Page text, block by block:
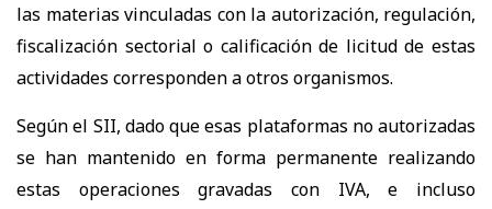
las materias vinculadas con la autorización, regulación,
fiscalización sectorial o calificación de licitud de estas
actividades corresponden a otros organismos.
Según el SII, dado que esas plataformas no autorizadas
se han mantenido en forma permanente realizando
estas operaciones gravadas con IVA, e incluso